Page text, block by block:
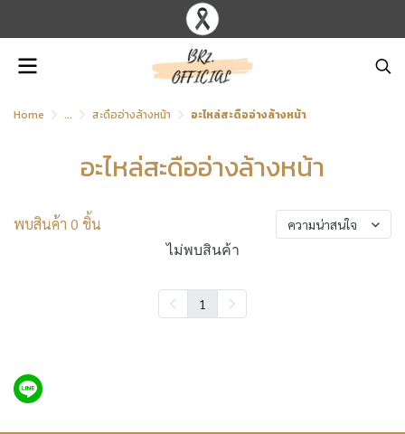
Home ... สะดืออ่างล้างหน้า อะไหล่สะดืออ่างล้างหน้า
อะไหล่สะดืออ่างล้างหน้า
พบสินค้า 0 ชิ้น ความน่าสนใจ
ไม่พบสินค้า
1